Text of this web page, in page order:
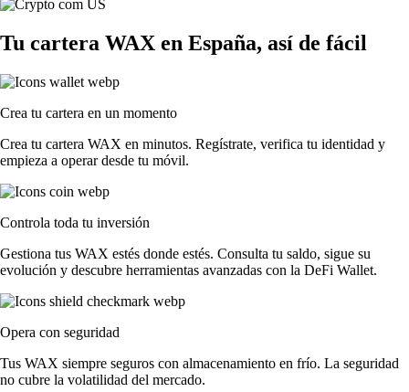
Tu cartera WAX en España, así de fácil
Crea tu cartera en un momento
Crea tu cartera WAX en minutos. Regístrate, verifica tu identidad y
empieza a operar desde tu móvil.
Controla toda tu inversión
Gestiona tus WAX estés donde estés. Consulta tu saldo, sigue su
evolución y descubre herramientas avanzadas con la DeFi Wallet.
Opera con seguridad
Tus WAX siempre seguros con almacenamiento en frío. La seguridad
no cubre la volatilidad del mercado.